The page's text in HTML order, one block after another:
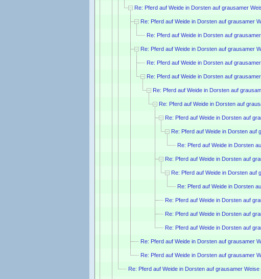
Re: Pferd auf Weide in Dorsten auf grausamer
Re: Pferd auf Weide in Dorsten auf grausamer
Re: Pferd auf Weide in Dorsten auf
Re: Pferd auf Weide in Dorsten auf grausamer
Re: Pferd auf Weide in Dorsten auf
Re: Pferd auf Weide in Dorsten auf
Re: Pferd auf Weide in Dorsten auf
Re: Pferd auf Weide in Dorsten auf
Re: Pferd auf Weide in Dorsten auf
Re: Pferd auf Weide in Dorsten auf
Re: Pferd auf Weide in Dorsten
Re: Pferd auf Weide in Dorsten auf
Re: Pferd auf Weide in Dorsten auf
Re: Pferd auf Weide in Dorsten
Re: Pferd auf Weide in Dorsten auf
Re: Pferd auf Weide in Dorsten auf
Re: Pferd auf Weide in Dorsten auf
Re: Pferd auf Weide in Dorsten auf grausamer
Re: Pferd auf Weide in Dorsten auf grausamer
Re: Pferd auf Weide in Dorsten auf grausamer Weise